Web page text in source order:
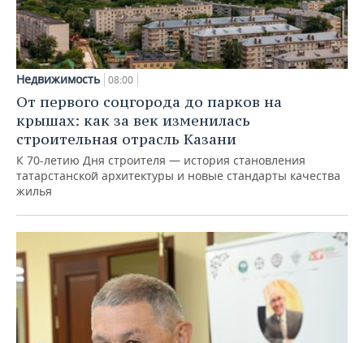
Недвижимость 08:00
От первого соцгорода до парков на
крышах: как за век изменилась
строительная отрасль Казани
К 70-летию Дня строителя — история становления
татарстанской архитектуры и новые стандарты качества
жилья